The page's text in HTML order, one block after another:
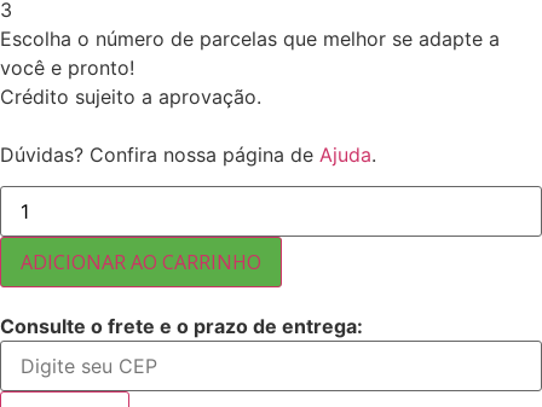
3
Escolha o número de parcelas que melhor se adapte a
você e pronto!
Crédito sujeito a aprovação.
Dúvidas? Confira nossa página de Ajuda.
SAL
MARINHO
INTEGRAL
(20PCTX1KG)
20KG
quantidade
ADICIONAR AO CARRINHO
Consulte o frete e o prazo de entrega: